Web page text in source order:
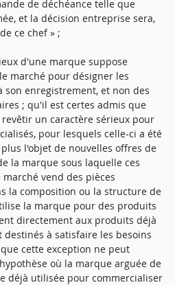
de déchéance telle que
et la décision entreprise sera,
ce chef » ;
d'une marque suppose
marché pour désigner les
son enregistrement, et non des
; qu'il est certes admis que
un caractère sérieux pour
pour lesquels celle-ci a été
l'objet de nouvelles offres de
la marque sous laquelle ces
vend des pièces
la composition ou la structure de
la marque pour des produits
directement aux produits déjà
à satisfaire les besoins
cette exception ne peut
où la marque arguée de
déjà utilisée pour commercialiser